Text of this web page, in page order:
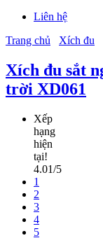
Liên hệ
Trang chủ
Xích đu
Xích đu sắt
trời XD061
Xếp
hạng
hiện
tại!
4.01/5
1
2
3
4
5